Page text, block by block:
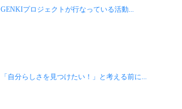
GENKIプロジェクトが行なっている活動...
「自分らしさを見つけたい！」と考える前に...